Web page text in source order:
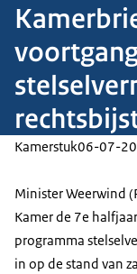
Kamerstuk06-07-
Minister Weerwind
Kamer de 7e
programma
in op de stand van